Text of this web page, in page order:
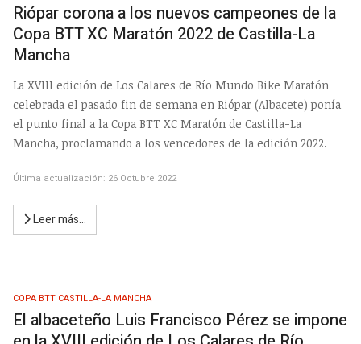
Riópar corona a los nuevos campeones de la
Copa BTT XC Maratón 2022 de Castilla-La
Mancha
La XVIII edición de Los Calares de Río Mundo Bike Maratón
celebrada el pasado fin de semana en Riópar (Albacete) ponía
el punto final a la Copa BTT XC Maratón de Castilla-La
Mancha, proclamando a los vencedores de la edición 2022.
Última actualización: 26 Octubre 2022
Leer más…
COPA BTT CASTILLA-LA MANCHA
El albaceteño Luis Francisco Pérez se impone